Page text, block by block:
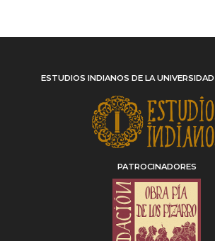
ESTUDIOS INDIANOS DE LA UNIVERSIDAD
PATROCINADORES